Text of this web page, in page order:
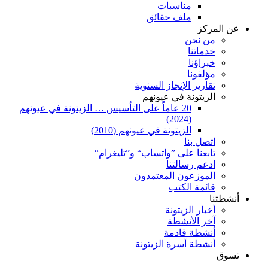
مناسبات
ملف حقائق
عن المركز
من نحن
خدماتنا
خبراؤنا
مؤلفونا
تقارير الإنجاز السنوية
الزيتونة في عيونهم
20 عاماً على التأسيس … الزيتونة في عيونهم
(2024)
الزيتونة في عيونهم (2010)
اتصل بنا
تابعنا على ”واتساب“ و”تليغرام“
ادعم رسالتنا
الموزعون المعتمدون
قائمة الكتب
أنشطتنا
أخبار الزيتونة
آخر الأنشطة
أنشطة قادمة
أنشطة أسرة الزيتونة
تسوق